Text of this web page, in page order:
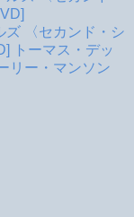
ズ 〈セカンド・シ
トーマス・デッ
リー・マンソン